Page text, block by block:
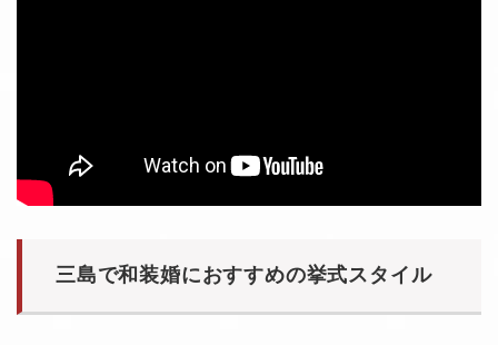
三島で和装婚におすすめの挙式スタイル